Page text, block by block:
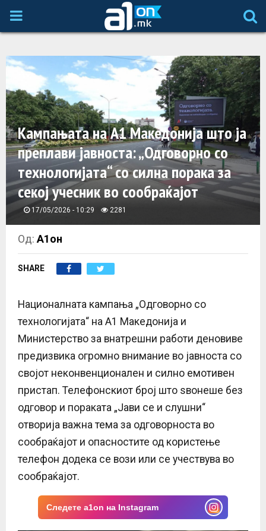
P
M
A
R
Y
M
E
N
U
Кампањата на А1 Македонија што ја
преплави јавноста: „Одговорно со
технологијата“ со силна порака за
секој учесник во сообраќајот
17/05/2026 - 10:29 2281
Од:А1он
SHARE
Националната кампања „Одговорно со
технологијата“ на A1 Македонија и
Министерство за внатрешни работи деновиве
предизвика огромно внимание во јавноста со
својот неконвенционален и силно емотивен
пристап. Телефонскиот број што ѕвонеше без
одговор и пораката „Јави се и слушни“
отворија важна тема за одговорноста во
сообраќајот и опасностите од користење
телефон додека се вози или се учествува во
сообраќајот.
Следете a1on на Instagram